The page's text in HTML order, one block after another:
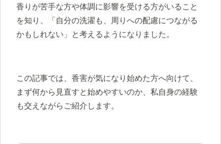
香りが苦手な方や体調に影響を受ける方がいること
を知り、「自分の洗濯も、周りへの配慮につながる
かもしれない」と考えるようになりました。
この記事では、香害が気になり始めた方へ向けて、
まず何から見直すと始めやすいのか、私自身の経験
も交えながらご紹介します。